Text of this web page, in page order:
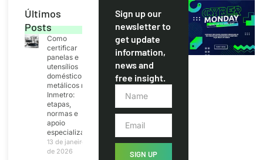
Últimos
Posts
Como
certificar
panelas e
utensílios
domésticos
metálicos no
Inmetro:
etapas,
normas e
apoio
especializado
13 de janeiro
de 2026
Sign up our
newsletter to
get update
information,
news and
free insight.
SIGN UP